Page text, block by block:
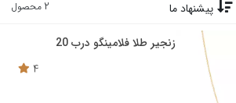
پیشنهاد ما 2 محصول
زنجیر طلا فلامینگو درب 20
4